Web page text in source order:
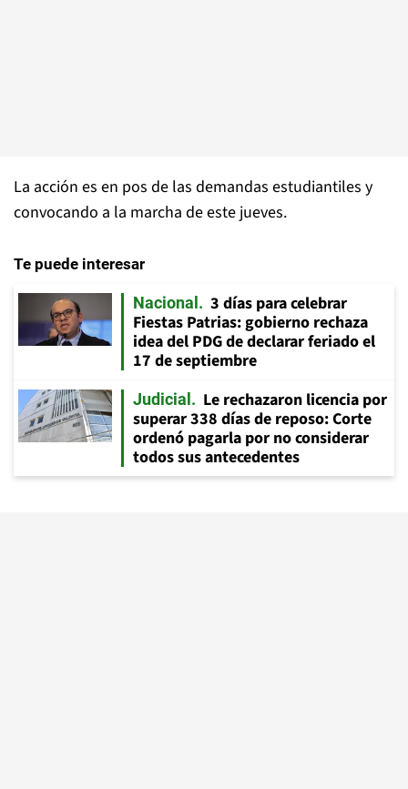
La acción es en pos de las demandas estudiantiles y
convocando a la marcha de este jueves.
Te puede interesar
Nacional
3 días para celebrar
Fiestas Patrias: gobierno rechaza
idea del PDG de declarar feriado el
17 de septiembre
Judicial
Le rechazaron licencia por
superar 338 días de reposo: Corte
ordenó pagarla por no considerar
todos sus antecedentes